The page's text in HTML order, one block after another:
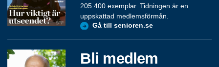
205 400 exemplar. Tidningen är en
uppskattad medlemsförmån.
Gå till senioren.se
Bli medlem